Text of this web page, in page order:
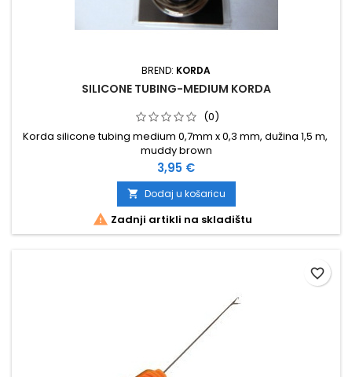
BREND: KORDA
SILICONE TUBING-MEDIUM KORDA
(0)
Korda silicone tubing medium 0,7mm x 0,3 mm, dužina 1,5 m,
muddy brown
Cijena
3,95 €
 Dodaj u košaricu
 Zadnji artikli na skladištu
favorite_border